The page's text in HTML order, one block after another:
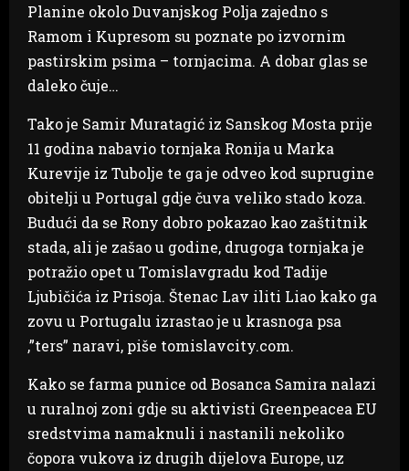
Planine okolo Duvanjskog Polja zajedno s
Ramom i Kupresom su poznate po izvornim
pastirskim psima – tornjacima. A dobar glas se
daleko čuje…
Tako je Samir Muratagić iz Sanskog Mosta prije
11 godina nabavio tornjaka Ronija u Marka
Kurevije iz Tubolje te ga je odveo kod suprugine
obitelji u Portugal gdje čuva veliko stado koza.
Budući da se Rony dobro pokazao kao zaštitnik
stada, ali je zašao u godine, drugoga tornjaka je
potražio opet u Tomislavgradu kod Tadije
Ljubičića iz Prisoja. Štenac Lav iliti Liao kako ga
zovu u Portugalu izrastao je u krasnoga psa
,”ters” naravi, piše tomislavcity.com.
Kako se farma punice od Bosanca Samira nalazi
u ruralnoj zoni gdje su aktivisti Greenpeacea EU
sredstvima namaknuli i nastanili nekoliko
čopora vukova iz drugih dijelova Europe, uz